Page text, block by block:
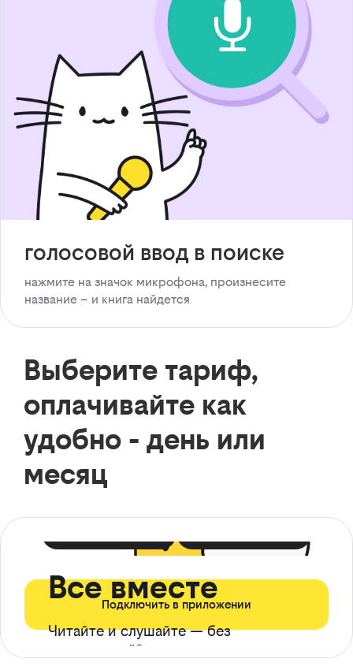
голосовой ввод в поиске
нажмите на значок микрофона, произнесите
название – и книга найдется
Выберите тариф,
оплачивайте как
удобно - день или
месяц
Все вместе
Читайте и слушайте — без
ограничений*
Подключить в приложении